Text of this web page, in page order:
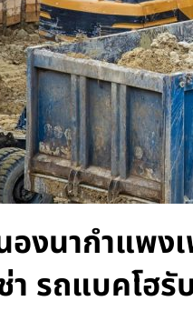
งนากำแพง
า รถแบคโฮ